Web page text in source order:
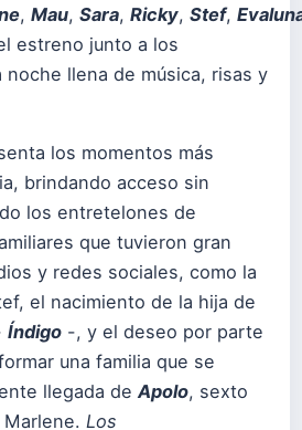
, Mau, Sara, Ricky, Stef,
estreno junto a los
llena de música, risas y
los momentos más
brindando acceso sin
los entretelones de
que tuvieron gran
y redes sociales, como la
el nacimiento de la hija de
Índigo -, y el deseo por parte
una familia que se
llegada deApolo, sexto
Los